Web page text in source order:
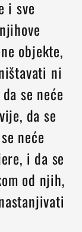
i sve
objekte,
ni
se neće
da se
neće
i da se
od njih,